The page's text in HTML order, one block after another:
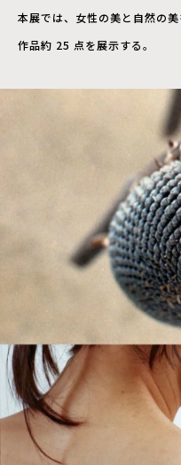
本展では、女性の美と自然の
作品約 25 点を展示する。